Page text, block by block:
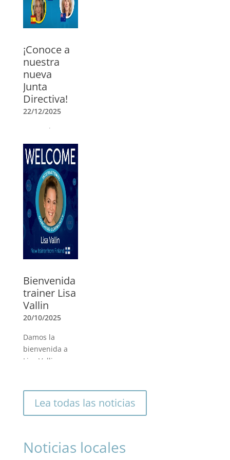
En español»
¡Conoce a
nuestra
nueva
Junta
Directiva!
22/12/2025
Damos la
bienvenida a
Joseph
O’Connor,
Andrea Lages,
Mark Brand,
Marcela Parga y
Raechel Ford
como nuevos
miembros de la
Junta.»
Bienvenida
trainer Lisa
Vallin
20/10/2025
Damos la
bienvenida a
Lisa Vallin,
Ella seguirá
presencia
consolidada en
Lea todas las noticias
Noticias locales